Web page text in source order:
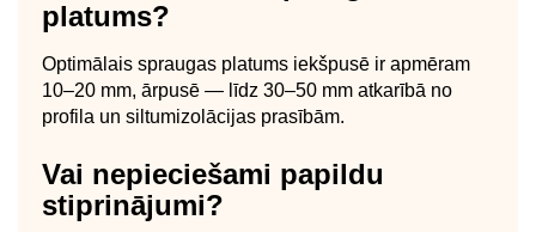
platums?
Optimālais spraugas platums iekšpusē ir apmēram
10–20 mm, ārpusē — līdz 30–50 mm atkarībā no
profila un siltumizolācijas prasībām.
Vai nepieciešami papildu
stiprinājumi?